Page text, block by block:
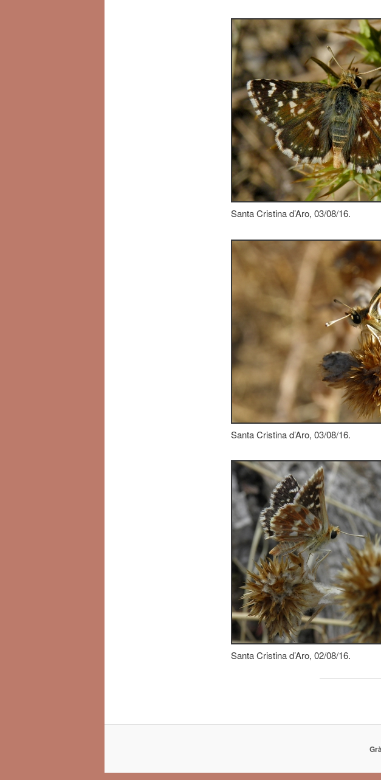
Santa Cristina d’Aro, 03/08/16.
Santa Cristina d’Aro, 03/08/16.
Santa Cristina d’Aro, 02/08/16.